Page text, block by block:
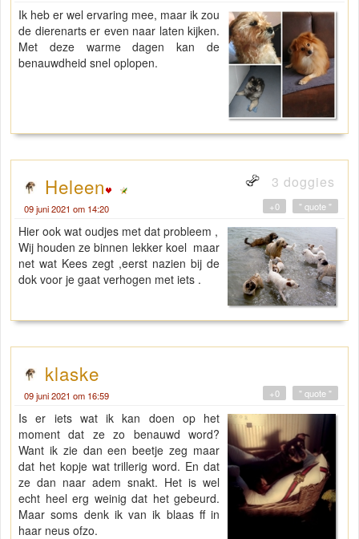
Ik heb er wel ervaring mee, maar ik zou
de dierenarts er even naar laten kijken.
Met deze warme dagen kan de
benauwdheid snel oplopen.
Heleen 3 doggies
09 juni 2021 om 14:20 " quote "
+0
Hier ook wat oudjes met dat probleem ,
Wij houden ze binnen lekker koel maar
net wat Kees zegt ,eerst nazien bij de
dok voor je gaat verhogen met iets .
klaske
09 juni 2021 om 16:59 " quote "
+0
Is er iets wat ik kan doen op het
moment dat ze zo benauwd word?
Want ik zie dan een beetje zeg maar
dat het kopje wat trillerig word. En dat
ze dan naar adem snakt. Het is wel
echt heel erg weinig dat het gebeurd.
Maar soms denk ik van ik blaas ff in
haar neus ofzo.